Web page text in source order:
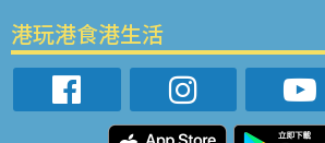
港玩港食港生活